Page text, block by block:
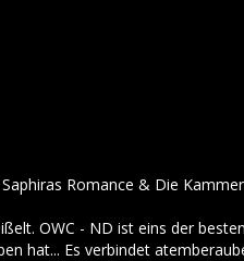
Romance & Die
OWC - ND ist eins der
hat... Es verbindet